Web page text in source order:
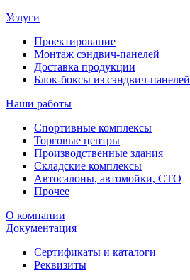
Услуги
Проектирование
Монтаж сэндвич-панелей
Доставка продукции
Блок-боксы из сэндвич-панелей
Наши работы
Спортивные комплексы
Торговые центры
Производственные здания
Складские комплексы
Автосалоны, автомойки, СТО
Прочее
О компании
Документация
Сертификаты и каталоги
Реквизиты